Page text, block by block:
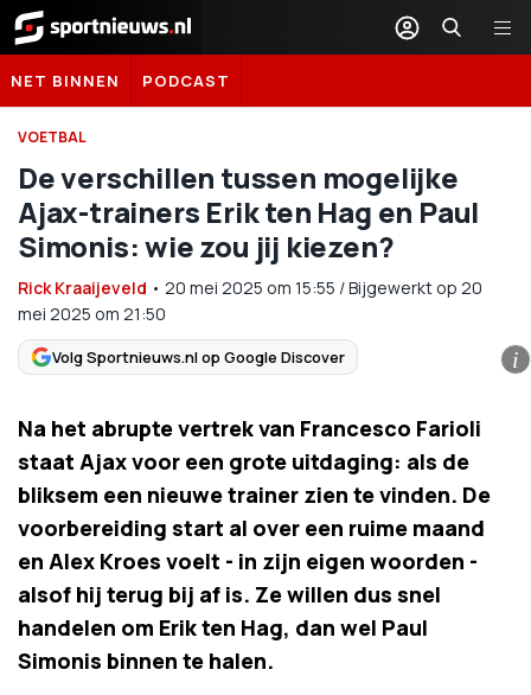
Sportnieuws.nl
NET BINNEN PODCAST
VOETBAL
De verschillen tussen mogelijke
Ajax-trainers Erik ten Hag en Paul
Simonis: wie zou jij kiezen?
Rick Kraaijeveld • 20 mei 2025 om 15:55 /Bijgewerkt op 20
mei 2025 om 21:50
Volg Sportnieuws.nl op Google Discover i
Na het abrupte vertrek van Francesco Farioli
staat Ajax voor een grote uitdaging: als de
bliksem een nieuwe trainer zien te vinden. De
voorbereiding start al over een ruime maand
en Alex Kroes voelt - in zijn eigen woorden -
alsof hij terug bij af is. Ze willen dus snel
handelen om Erik ten Hag, dan wel Paul
Simonis binnen te halen.